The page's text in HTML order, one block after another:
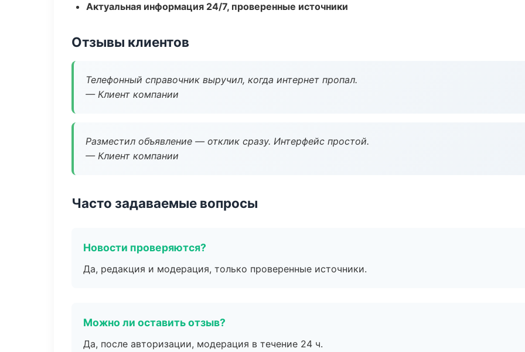
Актуальная информация 24/7, проверенные источники
Отзывы клиентов
Телефонный справочник выручил, когда интернет пропал.
— Клиент компании
Разместил объявление — отклик сразу. Интерфейс простой.
— Клиент компании
Часто задаваемые вопросы
Новости проверяются?
Да, редакция и модерация, только проверенные источники.
Можно ли оставить отзыв?
Да, после авторизации, модерация в течение 24 ч.